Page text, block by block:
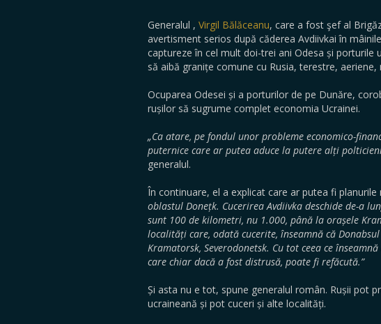
Generalul , Virgil Bălăceanu, care a fost şef al
avertisment serios după căderea Avdiivkai în
captureze în cel mult doi-trei ani Odesa și porturile
să aibă granițe comune cu Rusia, terestre, aeriene,
Ocuparea Odesei și a porturilor de pe Dunăre,
rușilor să sugrume complet economia Ucrainei.
„Ca atare, pe fondul unor probleme economico-
puternice care ar putea aduce la putere alți
generalul.
În continuare, el a explicat care ar putea fi planurile
oblastul Donețk. Cucerirea Avdiivka deschide de-a
sunt 100 de kilometri, nu 1.000, până la orașele
localități care, odată cucerite, înseamnă că
Kramatorsk, Severodonetsk. Cu tot ceea ce
care chiar dacă a fost distrusă, poate fi refăcută.”
Și asta nu e tot, spune generalul român. Rușii pot
ucraineană și pot cuceri și alte localități.